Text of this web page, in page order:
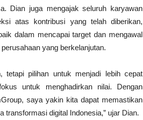
Dian juga mengajak seluruh karyawan
atas kontribusi yang telah diberikan,
dalam mencapai target dan mengawal
yang berkelanjutan.
tetapi pilihan untuk menjadi lebih cepat
untuk menghadirkan nilai. Dengan
saya yakin kita dapat memastikan
transformasi digital Indonesia,” ujar Dian.